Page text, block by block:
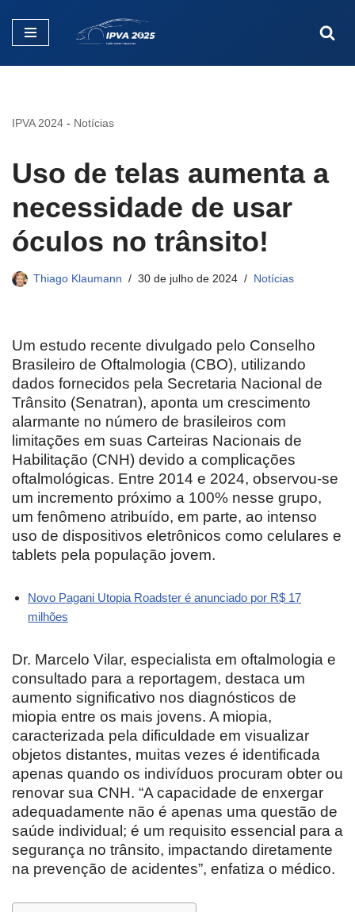
Pular
IPVA 2024 - Notícias
Uso de telas aumenta a
necessidade de usar
óculos no trânsito!
Thiago Klaumann 30 de julho de 2024 Notícias
Um estudo recente divulgado pelo Conselho
Brasileiro de Oftalmologia (CBO), utilizando
dados fornecidos pela Secretaria Nacional de
Trânsito (Senatran), aponta um crescimento
alarmante no número de brasileiros com
limitações em suas Carteiras Nacionais de
Habilitação (CNH) devido a complicações
oftalmológicas. Entre 2014 e 2024, observou-se
um incremento próximo a 100% nesse grupo,
um fenômeno atribuído, em parte, ao intenso
uso de dispositivos eletrônicos como celulares e
tablets pela população jovem.
Novo Pagani Utopia Roadster é anunciado por R$ 17
milhões
Dr. Marcelo Vilar, especialista em oftalmologia e
consultado para a reportagem, destaca um
aumento significativo nos diagnósticos de
miopia entre os mais jovens. A miopia,
caracterizada pela dificuldade em visualizar
objetos distantes, muitas vezes é identificada
apenas quando os indivíduos procuram obter ou
renovar sua CNH. “A capacidade de enxergar
adequadamente não é apenas uma questão de
saúde individual; é um requisito essencial para a
segurança no trânsito, impactando diretamente
na prevenção de acidentes”, enfatiza o médico.